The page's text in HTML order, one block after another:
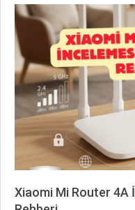
Xiaomi Mi Router 4A